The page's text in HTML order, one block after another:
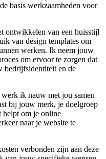
basis werkzaamheden voor
ontwikkelen van een huisstijl
van design templates om
werken. Ik neem jouw
om ervoor te zorgen dat
bedrijfsidentiteit en de
ik nauw met jou samen
bij jouw merk, je doelgroep
helpt om je online
naar je website te
verbonden zijn aan deze